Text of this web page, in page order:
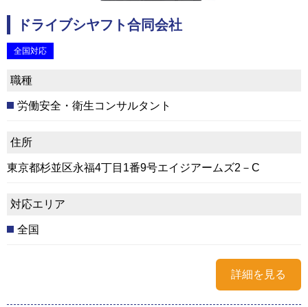
ドライブシヤフト合同会社
全国対応
職種
労働安全・衛生コンサルタント
住所
東京都杉並区永福4丁目1番9号エイジアームズ2－C
対応エリア
全国
詳細を見る